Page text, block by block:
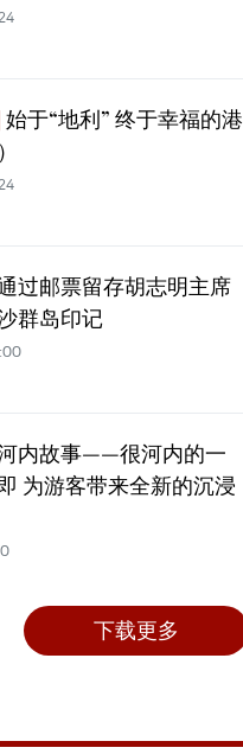
始于“地利” 终于幸福的港
过邮票留存胡志明主席
群岛印记
内故事——很河内的一
为游客带来全新的沉浸
下载更多